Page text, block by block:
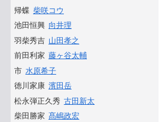
帰蝶 柴咲コウ
池田恒興 向井理
羽柴秀吉 山田孝之
前田利家 藤ヶ谷太輔
市 水原希子
徳川家康 濱田岳
松永弾正久秀 古田新太
柴田勝家 髙嶋政宏